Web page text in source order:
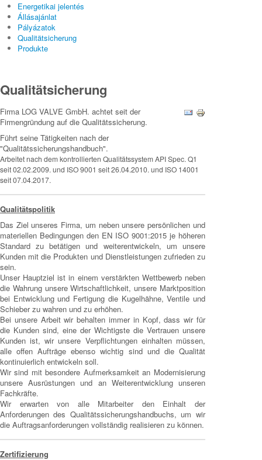
Energetikai jelentés
Állásajánlat
Pályázatok
Qualitätsicherung
Produkte
Qualitätsicherung
Firma LOG VALVE GmbH. achtet seit der
Firmengründung auf die Qualitätssicherung.
Führt seine Tätigkeiten nach der
"Qualitätssicherungshandbuch".
Arbeitet nach dem kontrollierten Qualitätssystem API Spec. Q1
seit 02.02.2009. und ISO 9001 seit 26.04.2010. und ISO 14001
seit 07.04.2017.
Qualitätspolitik
Das Ziel unseres Firma, um neben unsere persönlichen und
materiellen Bedingungen den EN ISO 9001:2015 je höheren
Standard zu betätigen und weiterentwickeln, um unsere
Kunden mit die Produkten und Dienstleistungen zufrieden zu
sein.
Unser Hauptziel ist in einem verstärkten Wettbewerb neben
die Wahrung unsere Wirtschaftlichkeit, unsere Marktposition
bei Entwicklung und Fertigung die Kugelhähne, Ventile und
Schieber zu wahren und zu erhöhen.
Bei unsere Arbeit wir behalten immer in Kopf, dass wir für
die Kunden sind, eine der Wichtigste die Vertrauen unsere
Kunden ist, wir unsere Verpflichtungen einhalten müssen,
alle offen Aufträge ebenso wichtig sind und die Qualität
kontinuierlich entwickeln soll.
Wir sind mit besondere Aufmerksamkeit an Modernisierung
unsere Ausrüstungen und an Weiterentwicklung unseren
Fachkräfte.
Wir erwarten von alle Mitarbeiter den Einhalt der
Anforderungen des Qualitätssicherungshandbuchs, um wir
die Auftragsanforderungen vollständig realisieren zu können.
Zertifizierung